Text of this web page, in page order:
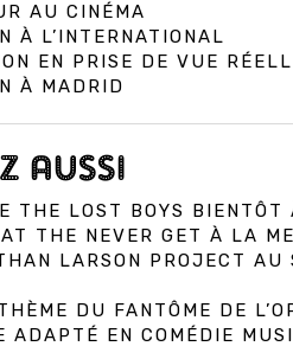
AU CINÉMA
À L’INTERNATIONAL
EN PRISE DE VUE
À MADRID
AUSSI
THE LOST BOYS BIENTÔT
THE NEVER GET À LA
LARSON PROJECT AU
DU FANTÔME DE
ADAPTÉ EN COMÉDIE